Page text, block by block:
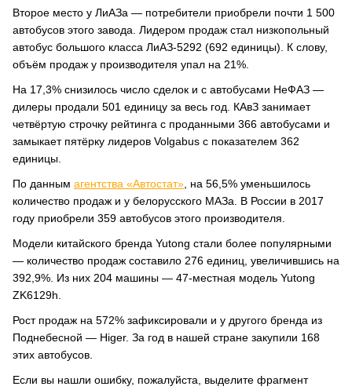
Второе место у ЛиАЗа — потребители приобрели почти 1 500
автобусов этого завода. Лидером продаж стал низкопольный
автобус большого класса ЛиАЗ-5292 (692 единицы). К слову,
объём продаж у производителя упал на 21%.
На 17,3% снизилось число сделок и с автобусами НеФАЗ —
дилеры продали 501 единицу за весь год. КАвЗ занимает
четвёртую строчку рейтинга с проданными 366 автобусами и
замыкает пятёрку лидеров Volgabus с показателем 362
единицы.
По данным агентства «Автостат» , на 56,5% уменьшилось
количество продаж и у белорусского МАЗа. В России в 2017
году приобрели 359 автобусов этого производителя.
Модели китайского бренда Yutong стали более популярными
— количество продаж составило 276 единиц, увеличившись на
392,9%. Из них 204 машины — 47-местная модель Yutong
ZK6129h.
Рост продаж на 572% зафиксировали и у другого бренда из
Поднебесной — Higer. За год в нашей стране закупили 168
этих автобусов.
Если вы нашли ошибку, пожалуйста, выделите фрагмент